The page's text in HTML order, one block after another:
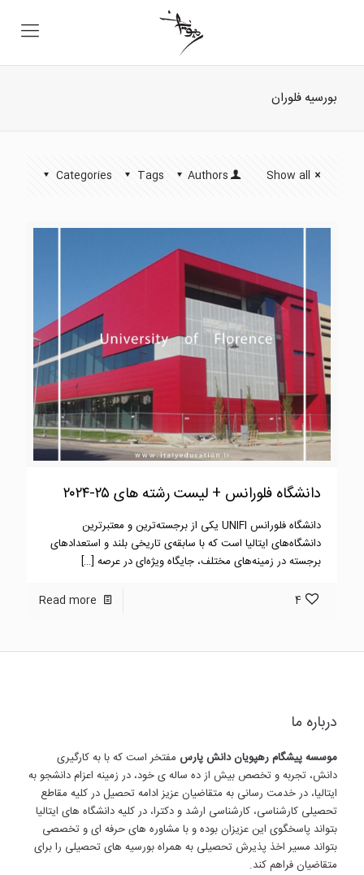
بورسیه فلوران
Categories Tags Authors Show all
دانشگاه فلورانس + لیست رشته های ۲۵-۲۰۲۴
دانشگاه فلورانس UNIFI یکی از برجسته‌ترین و معتبرترین
دانشگاه‌های ایتالیا است که با سابقه‌ی تاریخی بلند و استعدادهای
برجسته در زمینه‌های مختلف، جایگاه ویژه‌ای در عرصه […]
4
Read more
درباره ما
موسسه پیشگام رهپویان دانش پارس مفتخر است که با به کارگیری
دانش، تجربه و تخصص بیش از ده ساله ی خود، در زمینه اعزام دانشجو به
ایتالیا، در خدمت رسانی به متقاضیان عزیز ادامه تحصیل در کلیه مقاطع
تحصیلی کارشناسی، کارشناسی ارشد و دکترا، در کلیه دانشگاه های ایتالیا
بتواند پاسخگوی این عزیزان بوده و با مشاوره های حرفه ای و تخصصی
بتواند مسیر اخذ پذیرش تحصیلی به همراه بورسیه های تحصیلی را برای
متقاضیان فراهم کند.